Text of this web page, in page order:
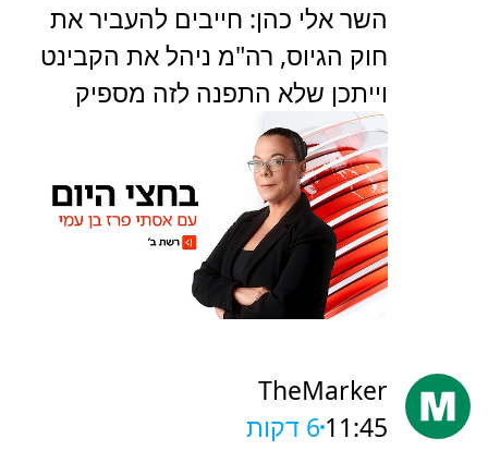
השר אלי כהן: חייבים להעביר את
חוק הגיוס, רה"מ ניהל את הקבינט
וייתכן שלא התפנה לזה מספיק
TheMarker
11:45 6 דקות